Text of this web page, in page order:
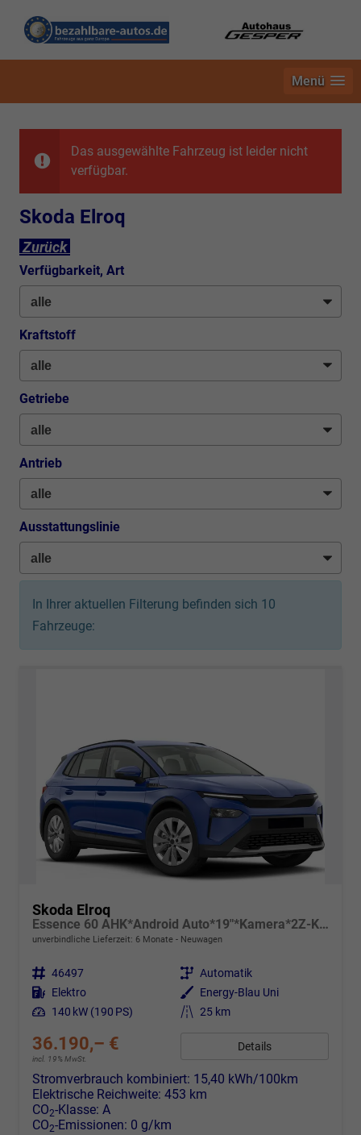
Menü
Das ausgewählte Fahrzeug ist leider nicht
verfügbar.
Skoda Elroq
Zurück
Verfügbarkeit, Art
Kraftstoff
Getriebe
Antrieb
Ausstattungslinie
In Ihrer aktuellen Filterung befinden sich 10
Fahrzeuge:
Skoda Elroq
Essence 60 AHK*Android Auto*19"*Kamera*2Z-Klimaauto*Totwinkel*LED*Tempomat
unverbindliche Lieferzeit: 6 Monate Neuwagen
Fahrzeugnr. 46497 Getriebe Automatik
Kraftstoff Elektro Außenfarbe Energy-Blau Uni
Leistung 140 kW (190 PS) Kilometerstand 25 km
36.190,– €
incl. 19% MwSt.
Details
Stromverbrauch kombiniert: 15,40 kWh/100km
Elektrische Reichweite: 453 km
CO2-Klasse: A
CO2-Emissionen: 0 g/km